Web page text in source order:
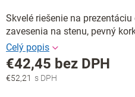
Skvelé riešenie na
zavesenia na stenu, pevný
€52,21
€42,45 bez DPH
Jednotková